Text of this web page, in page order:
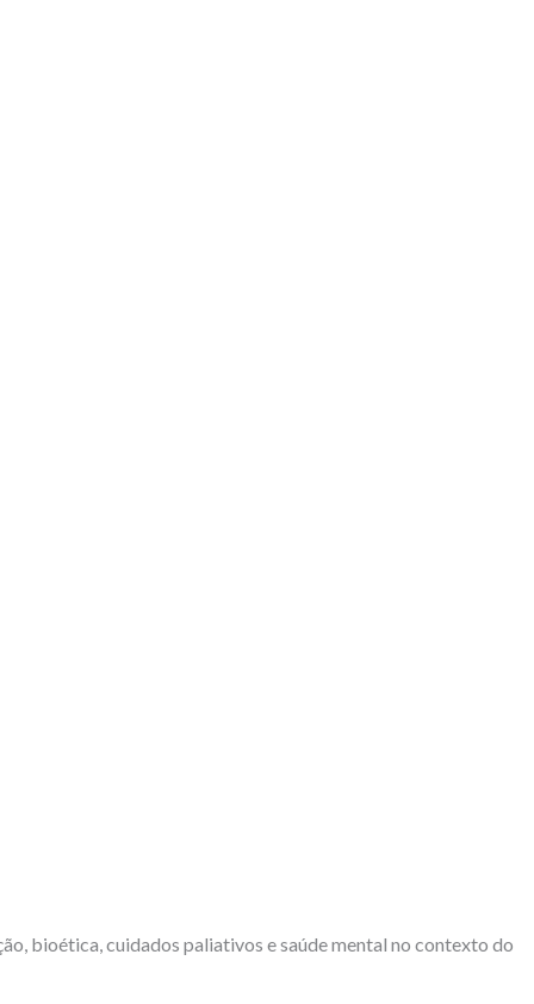
bioética, cuidados paliativos e saúde mental no contexto do